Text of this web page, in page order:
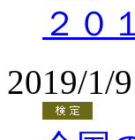
２０
2019/1/9